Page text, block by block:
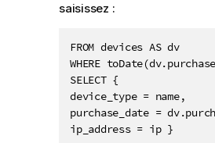
saisissez :
FROM devices AS dv
WHERE
SELECT {
device_type = name,
purchase_date =
ip_address = ip }